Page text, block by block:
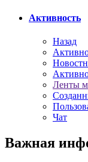
Активность
Назад
Ленты
Чат
Важная